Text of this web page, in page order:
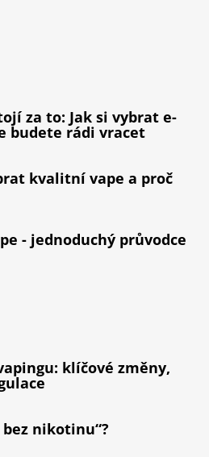
za to: Jak si vybrat e-
budete rádi vracet
kvalitní vape a proč
- jednoduchý průvodce
klíčové změny,
bez nikotinu“?